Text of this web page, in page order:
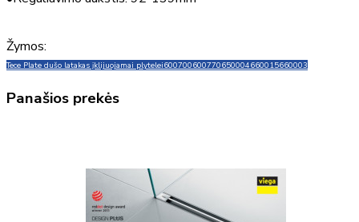
Žymos:
Tece Plate dušo latakas įklijuojamai plytelei600700600770650004660015660003
Panašios prekės